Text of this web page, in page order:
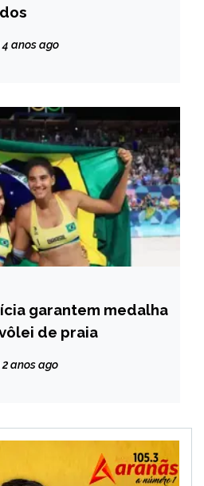
4 anos ago
garantem medalha
de praia
2 anos ago